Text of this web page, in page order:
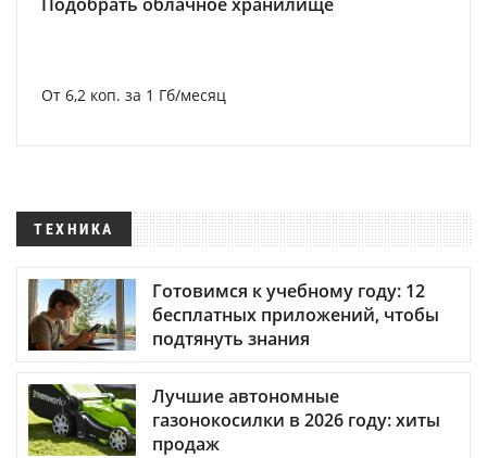
От 6,2 коп. за 1 Гб/месяц
ТЕХНИКА
Готовимся к учебному году: 12
бесплатных приложений, чтобы
подтянуть знания
Лучшие автономные
газонокосилки в 2026 году: хиты
продаж